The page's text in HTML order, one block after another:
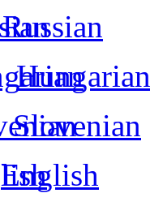
Russian
Hungarian
Slovenian
English